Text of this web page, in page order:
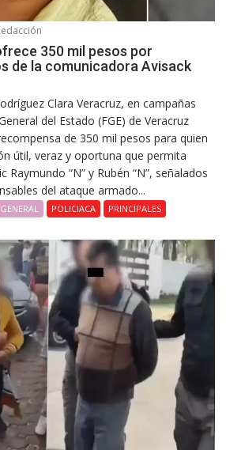
350 mil pesos por
de la comunicadora Avisack
Clara Veracruz, en campañas
del Estado (FGE) de Veracruz
de 350 mil pesos para quien
útil, veraz y oportuna que permita
Raymundo “N” y Rubén “N”, señalados
del ataque armado...
POLICIACA PRINCIPALES